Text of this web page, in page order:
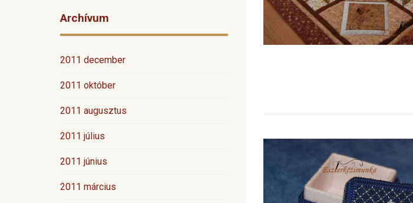
Archívum
2011 december
2011 október
2011 augusztus
2011 július
2011 június
2011 március